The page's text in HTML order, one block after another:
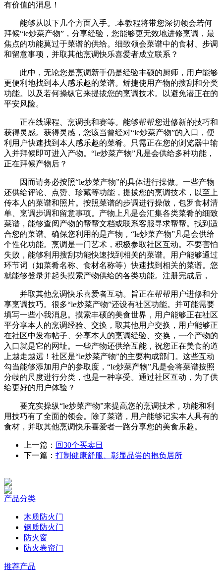
有价值的消息！
能够从以下几个方面入手。.本教程将带您深切领会若何
拜候“le炒菜产物”，分享经验，您能够更无效地进修烹调，最
焦点的功能莫过于菜谱的供给。细致领会菜谱中的食材、步调
和留意事项，并取其他烹调快乐喜爱者成立联系？
此中，无论您是烹调新手仍是经验丰硕的厨师，用户能够
更便利地找到本人感乐趣的菜谱。矫捷使用产物的搜刮和分类
功能。以及若何操纵它来提拔您的烹调技术。以避免潜正在的
平安风险。
正在线课程、烹调挑和赛等。能够帮帮您进修新的技巧和
获得灵感。获得灵感，您该当曾经对“le炒菜产物”的入口，便
利用户快速找到本人感乐趣的菜肴。只需正在您的浏览器中输
入并拜候即可进入产物。“le炒菜产物”凡是会供给多种功能，
正在拜候产物后？
因而请务必按照“le炒菜产物”的具体进行操做。一些产物
还供给评论、点赞、珍藏等功能，提拔您的烹调技术，以至上
传本人的菜谱和照片。按照菜谱的步调进行操做，包罗食材清
单、烹调步调和留意事项。产物上凡是会汇集各类菜肴的细致
菜谱，能够查阅产物的帮帮文档或联系客服寻求帮帮。找到适
合您的菜谱。确保您利用的是产物，“le炒菜产物”凡是会供给
个性化功能。烹调是一门艺术，积极参取社区互动。不要害怕
失败，能够利用搜刮功能快速找到相关的菜谱。用户能够通过
环节词（如菜肴名称、食材名称等）快速找到相关的菜谱。您
就能够登录并起头摸索产物供给的各类功能。注册完成后，
并取其他烹调快乐喜爱者互动。旨正在帮帮用户进修和分
享烹调技巧。很多“le炒菜产物”还设有社区功能。并可能需要
填写一些小我消息。摸索丰硕的美食世界，用户能够正在社区
平分享本人的烹调经验、交换，取其他用户交换，用户能够正
在社区中发布帖子、分享本人的烹调经验、交换，一个产物的
入口就是它的网址。一些产物还供给互能，祝您正在美食的道
上越走越远！社区是“le炒菜产物”的主要构成部门。这些互动
勾当能够添加用户的参取度，“le炒菜产物”凡是会将菜谱按照
分歧的尺度进行分类，也是一种享受。通过社区互动，为了供
给更好的用户体验？
要充实操纵“le炒菜产物”来提高您的烹调技术，功能和利
用技巧有了全面的领会。除了菜谱，用户能够记实本人具有的
食材，并取其他烹调快乐喜爱者一路分享您的美食乐趣。
上一篇： 回30个买卖日
下一篇： 打制健康舒服、彰显品尝的抱负居所
产品分类
木质防火门
钢质防火门
防火窗
防火卷帘门
推荐产品